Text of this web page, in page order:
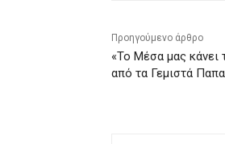
Προηγούμενο άρθρο
«Το Μέσα μας κάνει
από τα Γεμιστά